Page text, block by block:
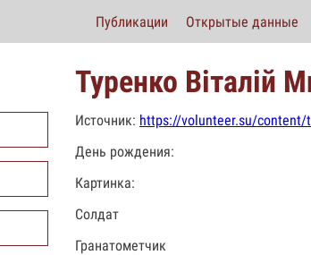
Публикации Открытые данные
Туренко Віталій
Источник: https://volunteer.su/content/
День рождения:
Картинка:
Солдат
Гранатометчик